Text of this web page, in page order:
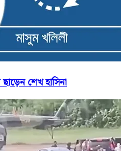
শেখ হাসিনা